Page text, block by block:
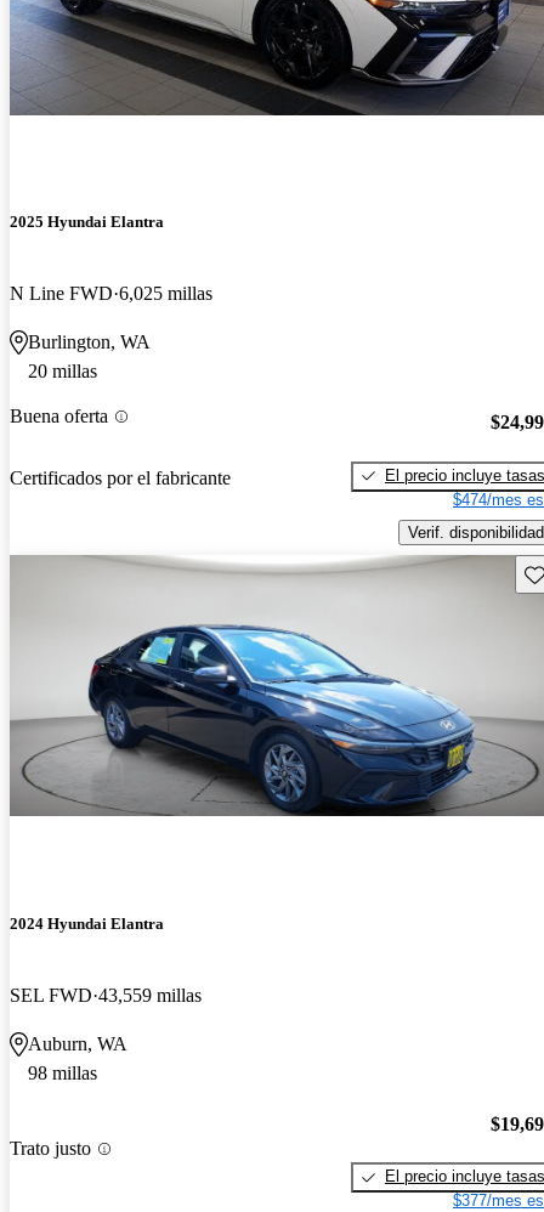
2025 Hyundai Elantra
N Line FWD 6,025 millas
Burlington, WA
20 millas
Buena oferta
Certificados por el fabricante
El precio incluye tasas
$474/mes
Verif. disponibilidad
2024 Hyundai Elantra
SEL FWD 43,559 millas
Auburn, WA
98 millas
Trato justo
El precio incluye tasas
$377/mes